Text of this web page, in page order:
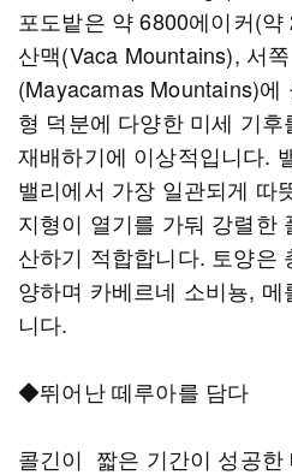
포도밭은 약 6800에이커(
산맥(Vaca Mountains), 서
(Mayacamas Mountains)에
형 덕분에 다양한 미세 기
재배하기에 이상적입니다.
밸리에서 가장 일관되게 따
지형이 열기를 가둬 강렬한
산하기 적합합니다. 토양은
양하며 카베르네 소비뇽,
니다.
◆뛰어난 떼루아를 담다
콜긴이 짧은 기간이 성공한